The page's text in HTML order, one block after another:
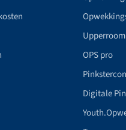
Upperroom
OPS pro
Digitale